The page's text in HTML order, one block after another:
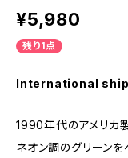
¥5,980
残り1点
International
1990年代のアメリカ
ネオン調のグリーン